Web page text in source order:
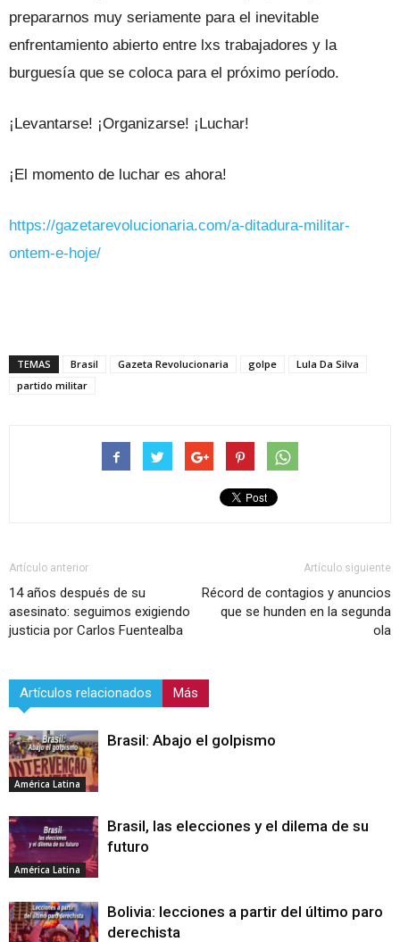
prepararnos muy seriamente para el inevitable
enfrentamiento abierto entre lxs trabajadores y la
burguesía que se coloca para el próximo período.
¡Levantarse! ¡Organizarse! ¡Luchar!
¡El momento de luchar es ahora!
https://gazetarevolucionaria.com/a-ditadura-militar-
ontem-e-hoje/
TEMAS Brasil Gazeta Revolucionaria golpe
Lula Da Silva
partido militar
Artículo anterior
14 años después de su
asesinato: seguimos exigiendo
justicia por Carlos Fuentealba
Artículo siguiente
Récord de contagios y anuncios
que se hunden en la segunda
ola
Artículos relacionados Más
América Latina
Brasil: Abajo el golpismo
América Latina
Brasil, las elecciones y el dilema de su
futuro
Bolivia: lecciones a partir del último paro
derechista